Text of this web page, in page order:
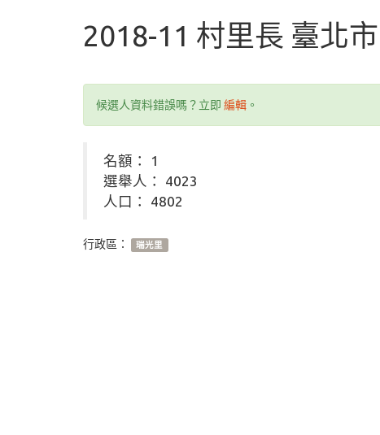
2018-11 村里長 臺北
候選人資料錯誤嗎？立即 編輯 。
名額： 1
選舉人： 4023
人口： 4802
行政區： 瑞光里